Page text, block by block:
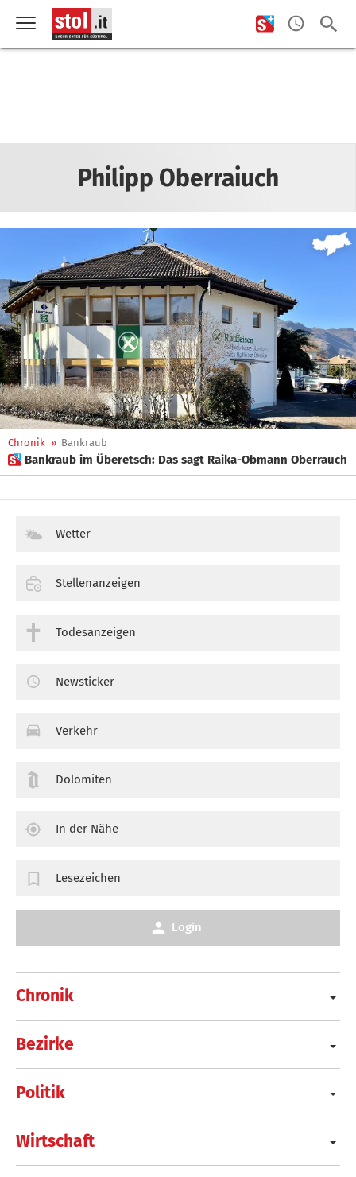
Philipp Oberraiuch
Chronik » Bankraub
 Bankraub im Überetsch: Das sagt Raika-Obmann Oberrauch
Chronik
Bezirke
Politik
Wirtschaft
Wetter
Stellenanzeigen
Todesanzeigen
Newsticker
Verkehr
Dolomiten
In der Nähe
Lesezeichen
Login